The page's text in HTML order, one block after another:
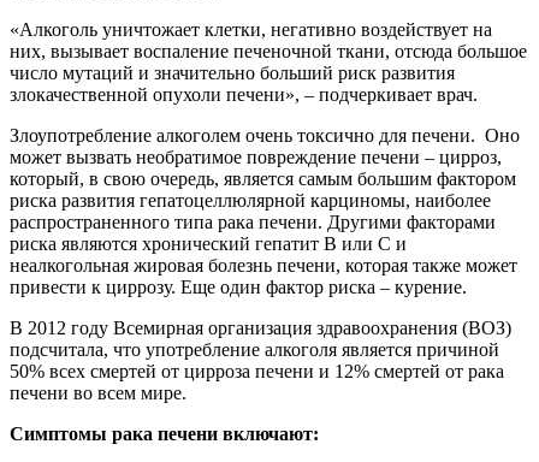
«Алкоголь уничтожает клетки, негативно воздействует на
них, вызывает воспаление печеночной ткани, отсюда большое
число мутаций и значительно больший риск развития
злокачественной опухоли печени», – подчеркивает врач.
Злоупотребление алкоголем очень токсично для печени. Оно
может вызвать необратимое повреждение печени – цирроз,
который, в свою очередь, является самым большим фактором
риска развития гепатоцеллюлярной карциномы, наиболее
распространенного типа рака печени. Другими факторами
риска являются хронический гепатит В или С и
неалкогольная жировая болезнь печени, которая также может
привести к циррозу. Еще один фактор риска – курение.
В 2012 году Всемирная организация здравоохранения (ВОЗ)
подсчитала, что употребление алкоголя является причиной
50% всех смертей от цирроза печени и 12% смертей от рака
печени во всем мире.
Симптомы рака печени включают: